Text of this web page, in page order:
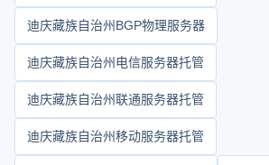
迪庆藏族自治州BGP物理服务器
迪庆藏族自治州电信服务器托管
迪庆藏族自治州联通服务器托管
迪庆藏族自治州移动服务器托管